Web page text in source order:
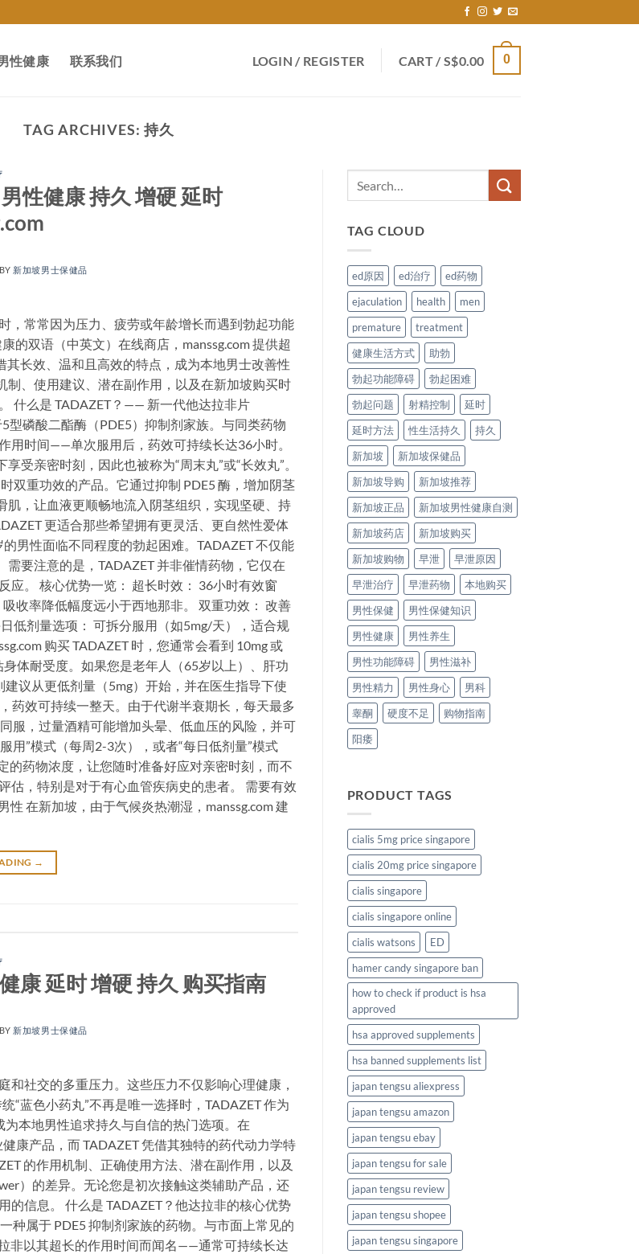
性健康 联系我们 LOGIN / REGISTER CART /S$0.00 0
TAG ARCHIVES:持久
性健康 持久 增硬 延时
BY 新加坡男士保健品
，常常因为压力、疲劳或年龄增长而遇到勃起功能
的双语（中英文）在线商店，manssg.com 提供超
长效、温和且高效的特点，成为本地男士改善性
制、使用建议、潜在副作用，以及在新加坡购买时
什么是 TADAZET？—— 新一代他达拉非片
型磷酸二酯酶（PDE5）抑制剂家族。与同类药物
用时间——单次服用后，药效可持续长达36小时。
受亲密时刻，因此也被称为“周末丸”或“长效丸”。
双重功效的产品。它通过抑制 PDE5 酶，增加阴茎
，让血液更顺畅地流入阴茎组织，实现坚硬、持
更适合那些希望拥有更灵活、更自然性爱体
男性面临不同程度的勃起困难。TADAZET 不仅能
要注意的是，TADAZET 并非催情药物，它仅在
应。 核心优势一览： 超长时效： 36小时有效窗
收率降低幅度远小于西地那非。 双重功效： 改善
低剂量选项： 可拆分服用（如5mg/天），适合规
购买 TADAZET 时，您通常会看到 10mg 或
体耐受度。如果您是老年人（65岁以上）、肝功
议从更低剂量（5mg）开始，并在医生指导下使
药效可持续一整天。由于代谢半衰期长，每天最多
服，过量酒精可能增加头晕、低血压的风险，并可
用”模式（每周2-3次），或者“每日低剂量”模式
的药物浓度，让您随时准备好应对亲密时刻，而不
估，特别是对于有心血管疾病史的患者。 需要有效
在新加坡，由于气候炎热潮湿，manssg.com 建
→
康 延时 增硬 持久 购买指南
BY 新加坡男士保健品
社交的多重压力。这些压力不仅影响心理健康，
“蓝色小药丸”不再是唯一选择时，TADAZET 作为
本地男性追求持久与自信的热门选项。在
康产品，而 TADAZET 凭借其独特的药代动力学特
的作用机制、正确使用方法、潜在副作用，以及
）的差异。无论您是初次接触这类辅助产品，还
信息。 什么是 TADAZET？他达拉非的核心优势
种属于 PDE5 抑制剂家族的药物。与市面上常见的
非以其超长的作用时间而闻名——通常可持续长达
TAG CLOUD
ed原因 ed治疗
ed药物
ejaculation
health
men
premature
treatment
健康生活方式
助勃
勃起功能障碍
勃起困难
勃起问题
射精控制
延时
延时方法
性生活持久
持久
新加坡
新加坡保健品
新加坡导购
新加坡推荐
新加坡正品
新加坡男性健康自测
新加坡药店
新加坡购买
新加坡购物
早泄
早泄原因
早泄治疗
早泄药物
本地购买
男性保健
男性保健知识
男性健康
男性养生
男性功能障碍
男性滋补
男性精力
男性身心
男科
睾酮
硬度不足
购物指南
阳痿
PRODUCT TAGS
cialis 5mg price singapore
cialis 20mg price singapore
cialis singapore
cialis singapore online
cialis watsons
ED
hamer candy singapore ban
how to check if product is hsa
approved
hsa approved supplements
hsa banned supplements list
japan tengsu aliexpress
japan tengsu amazon
japan tengsu ebay
japan tengsu for sale
japan tengsu review
japan tengsu shopee
japan tengsu singapore